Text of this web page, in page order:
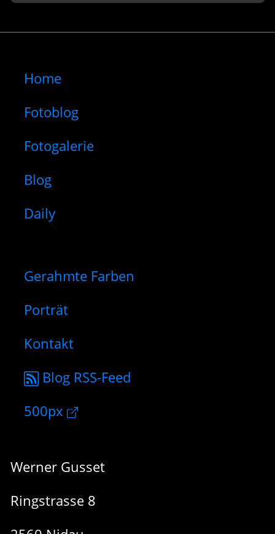
Home
Fotoblog
Fotogalerie
Blog
Daily
Gerahmte Farben
Porträt
Kontakt
Blog RSS-Feed
500px
Werner Gusset
Ringstrasse 8